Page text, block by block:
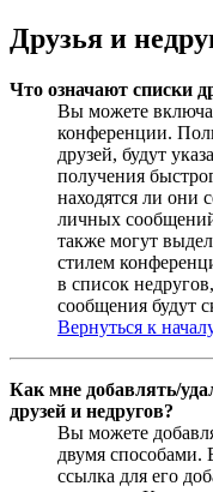
Друзья и
Что означают списки
Вы можете
конференции.
друзей, будут
получения
находятся ли они
личных
также могут
стилем
в список
сообщения будут
Вернуться к
Как мне добавлять/
друзей и недругов?
Вы можете
двумя способами.
ссылка для его